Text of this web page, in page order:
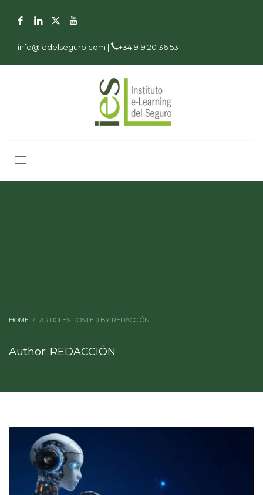
info@iedelseguro.com | +34 919 20 36 53
HOME ARTICLES POSTED BY REDACCIÓN
Author: REDACCIÓN